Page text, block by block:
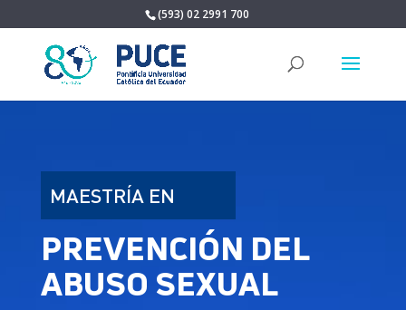
(593) 02 2991 700
MAESTRÍA EN
PREVENCIÓN DEL
ABUSO SEXUAL